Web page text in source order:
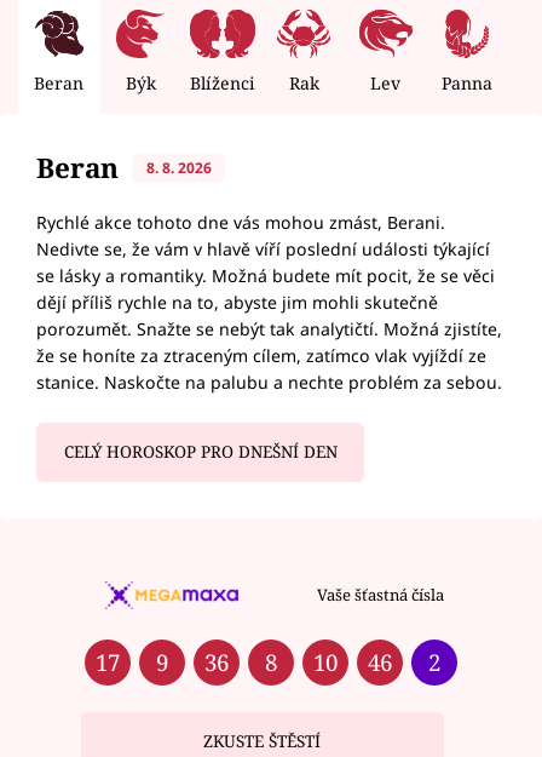
Beran Býk Blíženci Rak Lev Panna
Beran 8. 8. 2026
Rychlé akce tohoto dne vás mohou zmást, Berani.
Nedivte se, že vám v hlavě víří poslední události týkající
se lásky a romantiky. Možná budete mít pocit, že se věci
dějí příliš rychle na to, abyste jim mohli skutečně
porozumět. Snažte se nebýt tak analytičtí. Možná zjistíte,
že se honíte za ztraceným cílem, zatímco vlak vyjíždí ze
stanice. Naskočte na palubu a nechte problém za sebou.
CELÝ HOROSKOP PRO DNEŠNÍ DEN
Vaše šťastná čísla
17 9 36 8 10 46 2
ZKUSTE ŠTĚSTÍ